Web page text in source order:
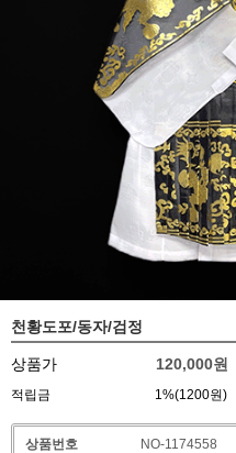
천황도포/동자/검정
상품가 120,000원
적립금 1%(1200원)
상품번호 NO-1174558